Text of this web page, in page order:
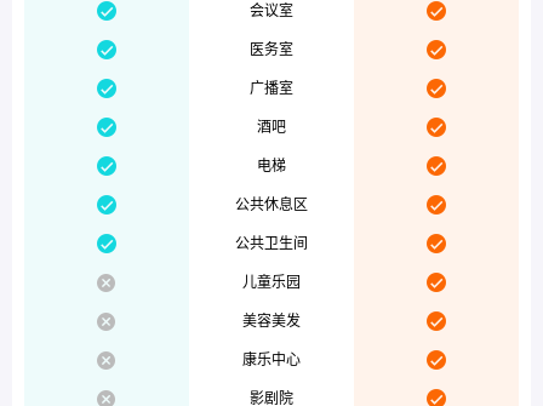











会议室
医务室
广播室
酒吧
电梯
公共休息区
公共卫生间
儿童乐园
美容美发
康乐中心
影剧院










